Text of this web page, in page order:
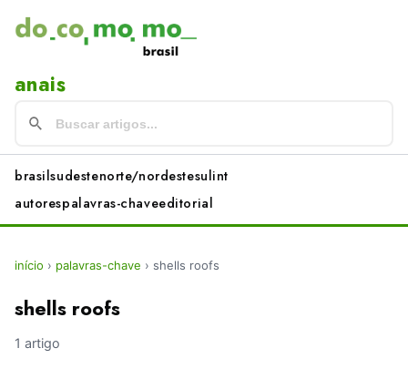
anais
brasilsudestenorte/nordestesulint
autorespalavras-chaveeditorial
início › palavras-chave › shells roofs
shells roofs
1 artigo